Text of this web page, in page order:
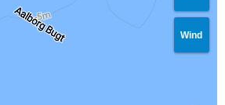
Wind